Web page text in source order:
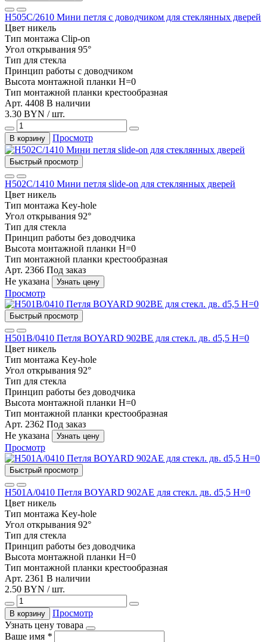
Н505С/2610 Мини петля с доводчиком для стеклянных дверей
Цвет никель
Тип монтажа Clip-on
Угол открывания 95°
Тип для стекла
Принцип работы с доводчиком
Высота монтажной планки H=0
Тип монтажной планки крестообразная
Арт. 4408 В наличии
3.30 BYN / шт.
В корзину Просмотр
Быстрый просмотр
Н502С/1410 Мини петля slide-on для стеклянных дверей
Цвет никель
Тип монтажа Key-hole
Угол открывания 92°
Тип для стекла
Принцип работы без доводчика
Высота монтажной планки H=0
Тип монтажной планки крестообразная
Арт. 2366 Под заказ
Не указана
Узнать цену
Просмотр
Быстрый просмотр
Н501B/0410 Петля BOYARD 902BE для стекл. дв. d5,5 H=0
Цвет никель
Тип монтажа Key-hole
Угол открывания 92°
Тип для стекла
Принцип работы без доводчика
Высота монтажной планки H=0
Тип монтажной планки крестообразная
Арт. 2362 Под заказ
Не указана
Узнать цену
Просмотр
Быстрый просмотр
Н501А/0410 Петля BOYARD 902AE для стекл. дв. d5,5 H=0
Цвет никель
Тип монтажа Key-hole
Угол открывания 92°
Тип для стекла
Принцип работы без доводчика
Высота монтажной планки H=0
Тип монтажной планки крестообразная
Арт. 2361 В наличии
2.50 BYN / шт.
В корзину
Просмотр
Узнать цену товара
Ваше имя *